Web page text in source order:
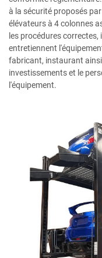
à la sécurité proposés
élévateurs à 4 colonnes
les procédures
entretiennent
fabricant, instaurant
investissements et le
l'équipement.